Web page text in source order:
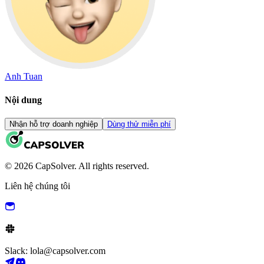
Anh Tuan
Nội dung
Nhận hỗ trợ doanh nghiệp Dùng thử miễn phí
© 2026 CapSolver. All rights reserved.
Liên hệ chúng tôi
Slack: lola@capsolver.com